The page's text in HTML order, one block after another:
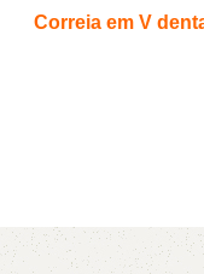
A
XPA
Correia em V